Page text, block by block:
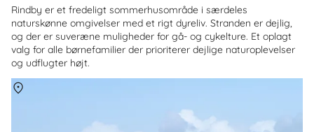
Rindby er et fredeligt sommerhusområde i særdeles
naturskønne omgivelser med et rigt dyreliv. Stranden er dejlig,
og der er suveræne muligheder for gå- og cykelture. Et oplagt
valg for alle børnefamilier der prioriterer dejlige naturoplevelser
og udflugter højt.